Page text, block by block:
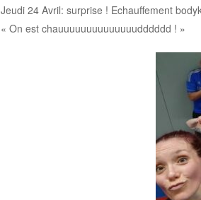
Jeudi 24 Avril: surprise ! Echauffement
« On est chauuuuuuuuuuuuuudddddd ! »